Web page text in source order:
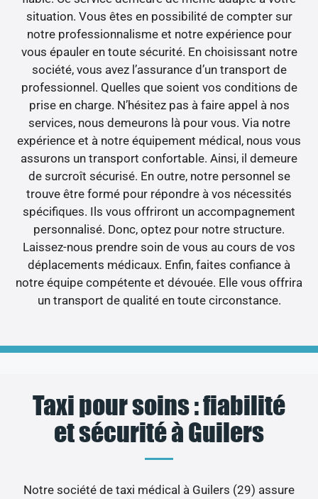
situation. Vous êtes en possibilité de compter sur
notre professionnalisme et notre expérience pour
vous épauler en toute sécurité. En choisissant notre
société, vous avez l’assurance d’un transport de
professionnel. Quelles que soient vos conditions de
prise en charge. N’hésitez pas à faire appel à nos
services, nous demeurons là pour vous. Via notre
expérience et à notre équipement médical, nous vous
assurons un transport confortable. Ainsi, il demeure
de surcroît sécurisé. En outre, notre personnel se
trouve être formé pour répondre à vos nécessités
spécifiques. Ils vous offriront un accompagnement
personnalisé. Donc, optez pour notre structure.
Laissez-nous prendre soin de vous au cours de vos
déplacements médicaux. Enfin, faites confiance à
notre équipe compétente et dévouée. Elle vous offrira
un transport de qualité en toute circonstance.
Taxi pour soins : fiabilité
et sécurité à Guilers
Notre société de taxi médical à Guilers (29) assure